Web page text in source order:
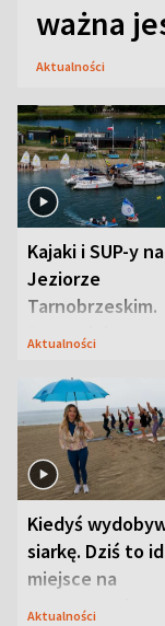
ważna
Aktualności
Kajaki i SUP-y na
Jeziorze
Tarnobrzeskim.
Przyrodnicy
Aktualności
Kiedyś
siarkę. Dziś to
miejsce na
wypoczynek
Aktualności